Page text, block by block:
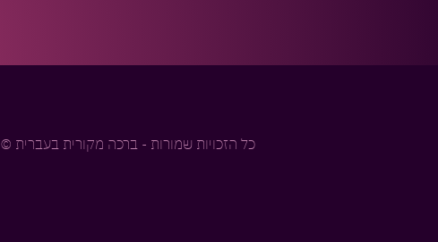
כל הזכויות שמורות - ברכה מקורית בעברית © 2011-2026